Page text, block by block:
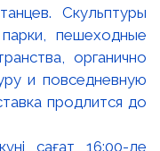
Скульптуры
пешеходные
органично
и повседневную
продлится до